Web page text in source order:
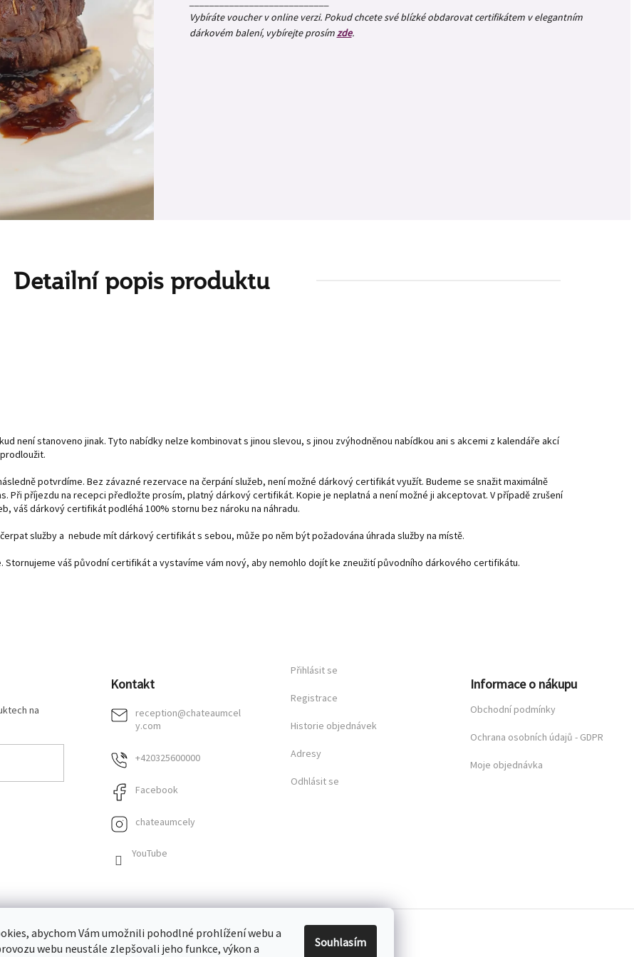
abychom Vám umožnili pohodlné prohlížení webu a
webu neustále zlepšovali jeho funkce, výkon a
Souhlasím
Vybíráte voucher v online verzi. Pokud chcete své blízké obdarovat certifikátem v elegantním
dárkovém balení, vybírejte prosímzde.
Detailní popis produktu
není stanoveno jinak. Tyto nabídky nelze kombinovat s jinou slevou, s jinou zvýhodněnou nabídkou ani s akcemi z kalendáře akcí
potvrdíme. Bez závazné rezervace na čerpání služeb, není možné dárkový certifikát využít. Budeme se snažit maximálně
Při příjezdu na recepci předložte prosím, platný dárkový certifikát. Kopie je neplatná a není možné ji akceptovat. V případě zrušení
váš dárkový certifikát podléhá 100% stornu bez nároku na náhradu.
služby a nebude mít dárkový certifikát s sebou, může po něm být požadována úhrada služby na místě.
váš původní certifikát a vystavíme vám nový, aby nemohlo dojít ke zneužití původního dárkového certifikátu.
na
Kontakt
reception@chateaumcel
y.com
+420325600000
Facebook
chateaumcely
YouTube
Přihlásit se
Registrace
Historie objednávek
Adresy
Odhlásit se
Informace o nákupu
Obchodní podmínky
Ochrana osobních údajů - GDPR
Moje objednávka